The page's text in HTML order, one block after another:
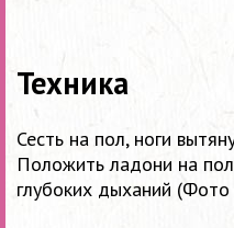
Техника
Сесть на пол, ноги
Положить ладони на
глубоких дыханий